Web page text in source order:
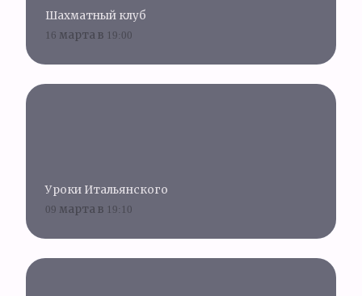
Шахматный клуб
16 марта в 19:00
Уроки Итальянского
09 марта в 19:10